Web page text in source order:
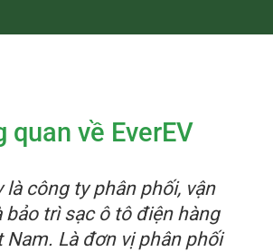
quan về EverEV
là công ty phân phối, vận
bảo trì sạc ô tô điện hàng
Nam. Là đơn vị phân phối